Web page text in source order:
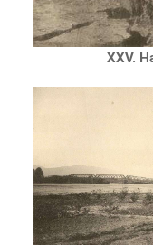
XXV.